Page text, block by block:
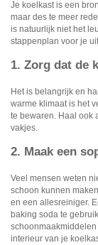
Boiler
Waterkoker
Friteuse
Broodrooster
Sapcentrifuge
Bakplaat/Grill
Steel
Toren
Tafelmodel
Staand
Nieuwsbrief
Je koelkast is een
maar des te meer
is natuurlijk niet het
stappenplan voor je
1. Zorg dat de
Het is belangrijk en
warme klimaat is het
te bewaren. Haal ook
vakjes.
2. Maak een
Veel mensen weten
schoon kunnen
en een allesreiniger.
baking soda te
interieur van je